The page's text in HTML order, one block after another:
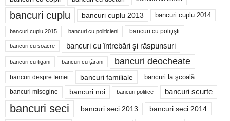
bancuri cuplu bancuri cuplu 2013 bancuri cuplu 2014
bancuri cuplu 2015 bancuri cu politicieni bancuri cu poliţişti
bancuri cu soacre bancuri cu întrebări şi răspunsuri
bancuri cu ţigani bancuri cu ţărani bancuri deocheate
bancuri despre femei bancuri familiale bancuri la şcoală
bancuri misogine bancuri noi bancuri politice bancuri scurte
bancuri seci bancuri seci 2013 bancuri seci 2014